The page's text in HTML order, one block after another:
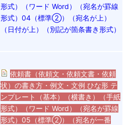
形式）（ワード Word）（宛名が罫線
形式）04（標準②）（宛名が上）
（日付が上）（別記が箇条書き形式）
依頼書（依頼文・依頼文書・依頼
状）の書き方・例文・文例 ひな形 テ
ンプレート（基本）（横書き）（手紙
形式）（ワード Word）（宛名が罫線
形式）05（標準②）（宛名が一番